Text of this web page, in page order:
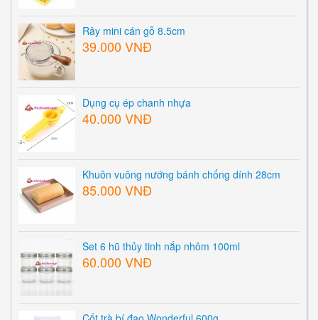
Rây mini cán gỗ 8.5cm
39.000 VNĐ
Dụng cụ ép chanh nhựa
40.000 VNĐ
Khuôn vuông nướng bánh chống dính 28cm
85.000 VNĐ
Set 6 hũ thủy tinh nắp nhôm 100ml
60.000 VNĐ